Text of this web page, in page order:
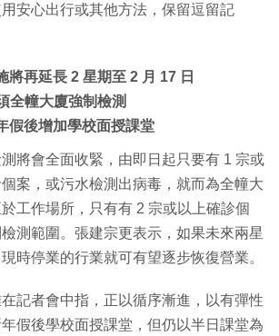
安心出行或其他方法，保留逗留記
將再延長 2 星期至 2 月 17 日
全幢大廈強制檢測
假後增加學校面授課堂
將會全面收緊，由即日起只要有 1 宗或
案，或污水檢測出病毒，就而為全幢大
工作場所，只有有 2 宗或以上確診個
測範圍。張建宗更表示，如果未來兩星
時停業的行業就可有望逐步恢復營業。
記者會中指，正以循序漸進，以有彈性
假後學校面授課堂，但仍以半日課堂為